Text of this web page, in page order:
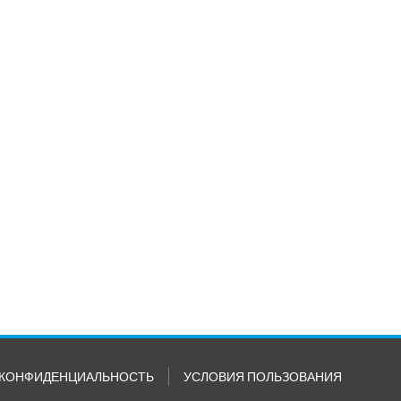
КОНФИДЕНЦИАЛЬНОСТЬ УСЛОВИЯ ПОЛЬЗОВАНИЯ